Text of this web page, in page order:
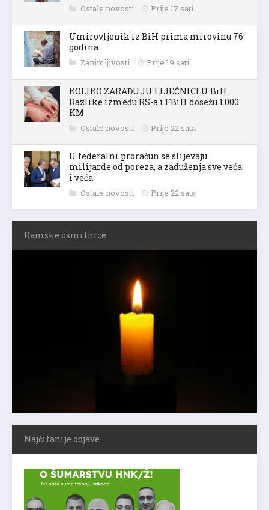
Ostale novosti Prije 17 sati
Umirovljenik iz BiH prima mirovinu 76
godina
Zanimljivosti Prije 19 sati
KOLIKO ZARAĐUJU LIJEČNICI U BiH:
Razlike između RS-a i FBiH dosežu 1.000
KM
Ostale novosti Prije 22 sata
U federalni proračun se slijevaju
milijarde od poreza, a zaduženja sve veća
i veća
Ostale novosti Prije 22 sata
Ramske osmrtnice
Najčitanije objave